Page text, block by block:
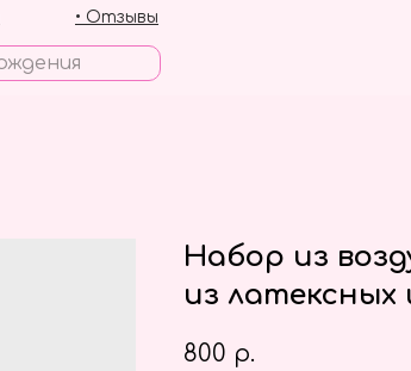
• Отзывы
Набор из
из
800 р.